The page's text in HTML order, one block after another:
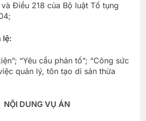
Điều 218 của Bộ luật Tố tụng
lệ:
“Yêu cầu phản tố”; “Công sức
quản lý, tôn tạo di sản thừa
NỘI DUNG VỤ ÁN